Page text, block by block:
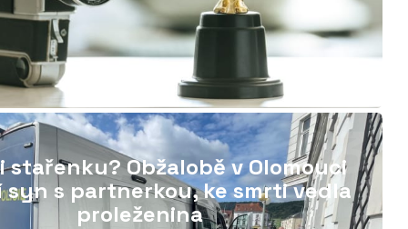
03
stařenku? Obžalobě v Olomouci
syn s partnerkou, ke smrti vedla
proleženina